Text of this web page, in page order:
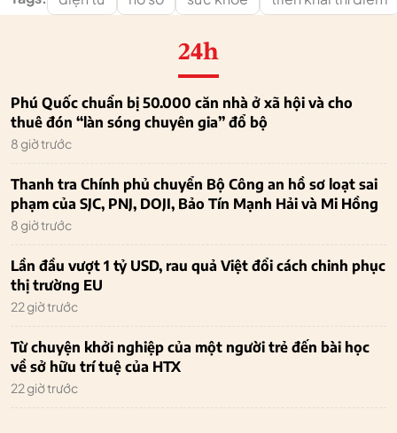
24h
Phú Quốc chuẩn bị 50.000 căn nhà ở xã hội và cho
thuê đón “làn sóng chuyên gia” đổ bộ
8 giờ trước
Thanh tra Chính phủ chuyển Bộ Công an hồ sơ loạt sai
phạm của SJC, PNJ, DOJI, Bảo Tín Mạnh Hải và Mi Hồng
8 giờ trước
Lần đầu vượt 1 tỷ USD, rau quả Việt đổi cách chinh phục
thị trường EU
22 giờ trước
Từ chuyện khởi nghiệp của một người trẻ đến bài học
về sở hữu trí tuệ của HTX
22 giờ trước